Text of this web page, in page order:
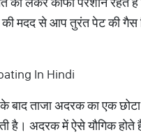
की मदद से आप तुरंत पेट की
In Hindi
ताजा अदरक का एक
है। अदरक में ऐसे यौगिक होते